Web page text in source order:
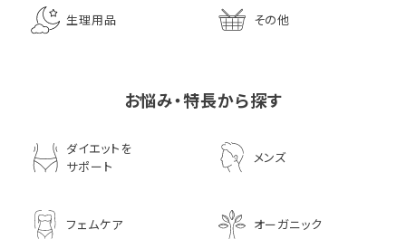
生理用品 その他
お悩み・特長から探す
ダイエットを
サポート
メンズ
フェムケア オーガニック